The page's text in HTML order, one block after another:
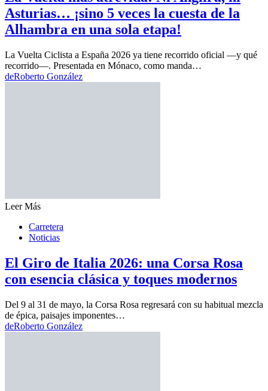
Asturias… ¡sino 5 veces la cuesta de la
Alhambra en una sola etapa!
La Vuelta Ciclista a España 2026 ya tiene recorrido oficial —y qué
recorrido—. Presentada en Mónaco, como manda…
deRoberto González
Leer Más
Carretera
Noticias
El Giro de Italia 2026: una Corsa Rosa
con esencia clásica y toques modernos
Del 9 al 31 de mayo, la Corsa Rosa regresará con su habitual mezcla
de épica, paisajes imponentes…
deRoberto González